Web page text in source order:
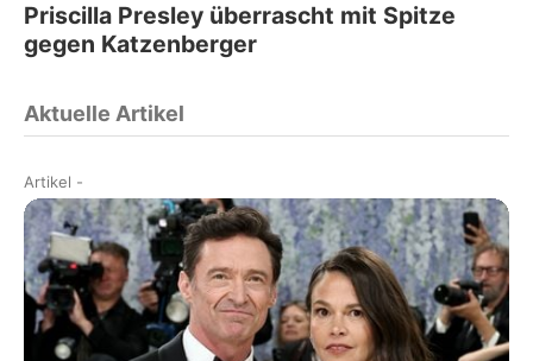
Priscilla Presley überrascht mit Spitze
gegen Katzenberger
Aktuelle Artikel
Artikel -